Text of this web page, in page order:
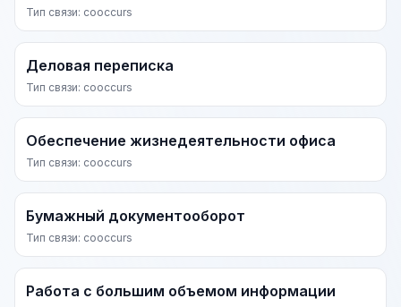
Тип связи: cooccurs
Деловая переписка
Тип связи: cooccurs
Обеспечение жизнедеятельности офиса
Тип связи: cooccurs
Бумажный документооборот
Тип связи: cooccurs
Работа с большим объемом информации